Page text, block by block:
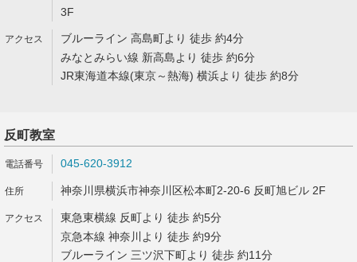
3F
ブルーライン 高島町より 徒歩 約4分
みなとみらい線 新高島より 徒歩 約6分
JR東海道本線(東京～熱海) 横浜より 徒歩 約8分
反町教室
045-620-3912
神奈川県横浜市神奈川区松本町2-20-6 反町旭ビル 2F
東急東横線 反町より 徒歩 約5分
京急本線 神奈川より 徒歩 約9分
ブルーライン 三ツ沢下町より 徒歩 約11分